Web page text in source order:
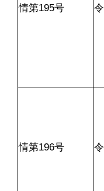
情第195号
情第196号